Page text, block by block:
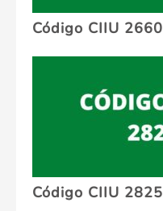
Código CIIU 2660
Código CIIU 2825